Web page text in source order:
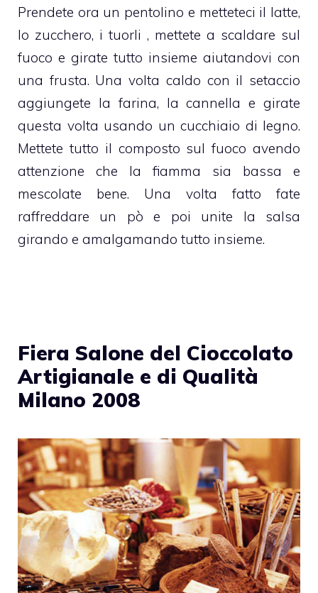
Prendete ora un pentolino e metteteci il latte,
lo zucchero, i tuorli , mettete a scaldare sul
fuoco e girate tutto insieme aiutandovi con
una frusta. Una volta caldo con il setaccio
aggiungete la farina, la cannella e girate
questa volta usando un cucchiaio di legno.
Mettete tutto il composto sul fuoco avendo
attenzione che la fiamma sia bassa e
mescolate bene. Una volta fatto fate
raffreddare un pò e poi unite la salsa
girando e amalgamando tutto insieme.
Fiera Salone del Cioccolato
Artigianale e di Qualità
Milano 2008